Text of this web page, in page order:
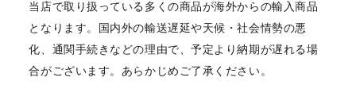
当店で取り扱っている多くの商品が海外からの輸入商品
となります。国内外の輸送遅延や天候・社会情勢の悪
化、通関手続きなどの理由で、予定より納期が遅れる場
合がございます。あらかじめご了承ください。